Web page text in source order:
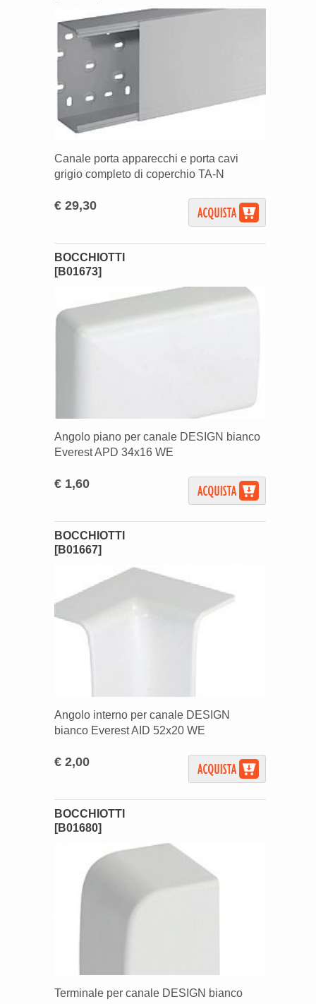
Canale porta apparecchi e porta cavi
grigio completo di coperchio TA-N
€ 29,30
BOCCHIOTTI
[B01673]
Angolo piano per canale DESIGN bianco
Everest APD 34x16 WE
€ 1,60
BOCCHIOTTI
[B01667]
Angolo interno per canale DESIGN
bianco Everest AID 52x20 WE
€ 2,00
BOCCHIOTTI
[B01680]
Terminale per canale DESIGN bianco